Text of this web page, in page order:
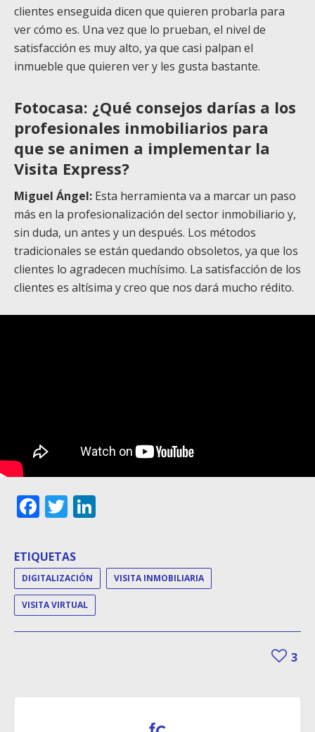
clientes enseguida dicen que quieren probarla para
ver cómo es. Una vez que lo prueban, el nivel de
satisfacción es muy alto, ya que casi palpan el
inmueble que quieren ver y les gusta bastante.
Fotocasa: ¿Qué consejos darías a los
profesionales inmobiliarios para
que se animen a implementar la
Visita Express?
Miguel Ángel: Esta herramienta va a marcar un paso
más en la profesionalización del sector inmobiliario y,
sin duda, un antes y un después. Los métodos
tradicionales se están quedando obsoletos, ya que los
clientes lo agradecen muchísimo. La satisfacción de los
clientes es altísima y creo que nos dará mucho rédito.
Facebook
Twitter
ETIQUETAS
DIGITALIZACIÓN VISITA INMOBILIARIA
VISITA VIRTUAL
3